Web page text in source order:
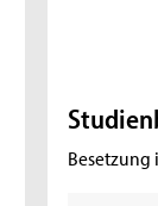
Besetzung